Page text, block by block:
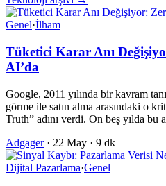
Genel·İlham
Tüketici Karar Anı
AI’da
Google, 2011 yılında bir kavram
görme ile satın alma arasındaki o
Truth” adını verdi. On beş yılda bu
Adgager · 22 May · 9 dk
Dijital Pazarlama·Genel